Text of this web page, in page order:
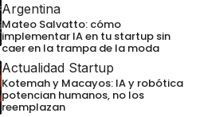
Argentina
Mateo Salvatto: cómo
implementar IA en tu startup sin
caer en la trampa de la moda
Actualidad Startup
Kotemah y Macayos: IA y robótica
potencian humanos, no los
reemplazan